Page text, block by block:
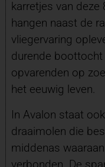
karretjes van
hangen naast de
vliegervaring
durende boottocht
opvarenden op
het eeuwig leven.
In Avalon staat
draaimolen die
middenas
verbonden. De